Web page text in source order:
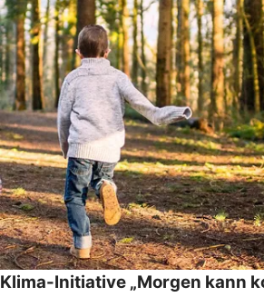
Klima-Initiative „Morgen kann